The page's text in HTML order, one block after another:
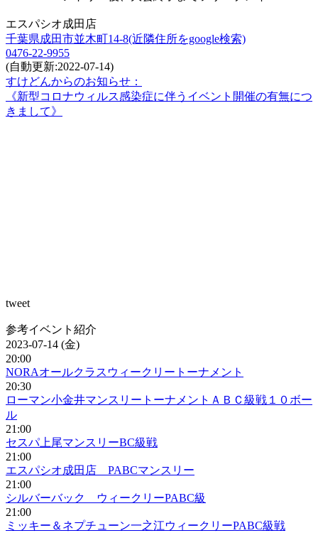
エスパシオ成田店
千葉県成田市並木町14-8(近隣住所をgoogle検索)
0476-22-9955
(自動更新:2022-07-14)
すけどんからのお知らせ：
《新型コロナウィルス感染症に伴うイベント開催の有無につ
きまして》
tweet
参考イベント紹介
2023-07-14 (金)
20:00
NORAオールクラスウィークリートーナメント
20:30
ローマン小金井マンスリートーナメントＡＢＣ級戦１０ボー
ル
21:00
セスパ上尾マンスリーBC級戦
21:00
エスパシオ成田店 PABCマンスリー
21:00
シルバーバック ウィークリーPABC級
21:00
ミッキー＆ネプチューン一之江ウィークリーPABC級戦